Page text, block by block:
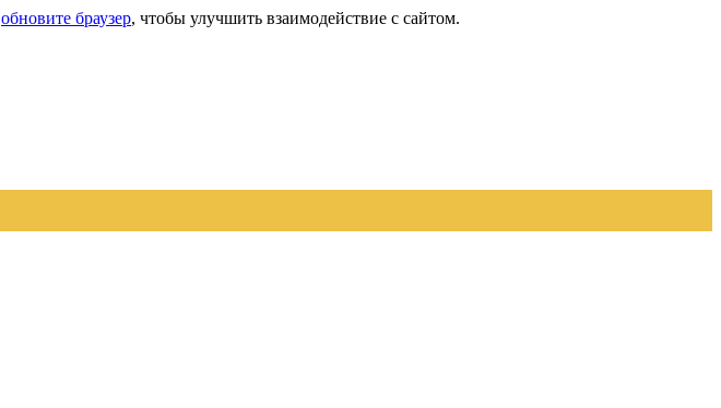
обновите браузер, чтобы улучшить взаимодействие с сайтом.